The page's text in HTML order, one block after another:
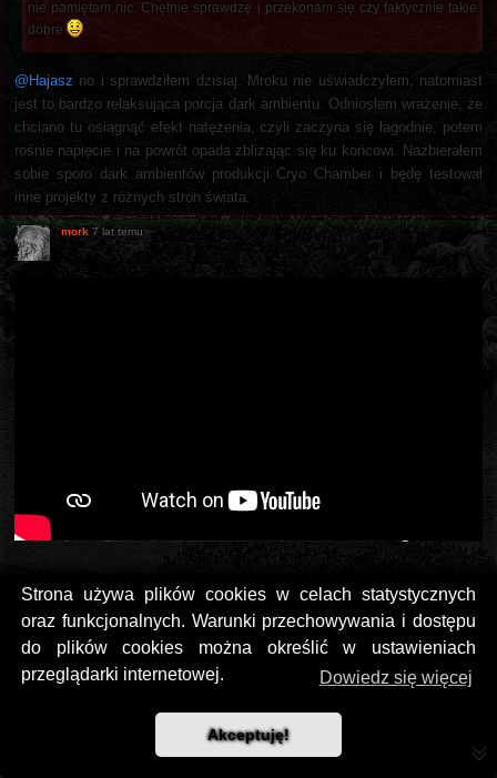
Strona używa plików cookies w celach statystycznych
oraz funkcjonalnych. Warunki przechowywania i dostępu
do plików cookies można określić w ustawieniach
przeglądarki internetowej.
Dowiedz się więcej
Akceptuję!
nie pamiętam nic. Chętnie sprawdzę i przekonam się czy faktycznie takie
dobre
@Hajasz no i sprawdziłem dzisiaj. Mroku nie uświadczyłem, natomiast
jest to bardzo relaksująca porcja dark ambientu. Odniosłem wrażenie, że
chciano tu osiągnąć efekt natężenia, czyli zaczyna się łagodnie, potem
rośnie napięcie i na powrót opada zbliżając się ku końcowi. Nazbierałem
sobie sporo dark ambientów produkcji Cryo Chamber i będę testował
inne projekty z różnych stron świata.
mork 7 lat temu
Atrium Carceri - Metropolis